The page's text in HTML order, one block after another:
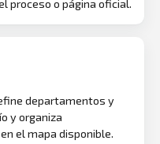
proceso o página oficial.
departamentos y
y organiza
el mapa disponible.